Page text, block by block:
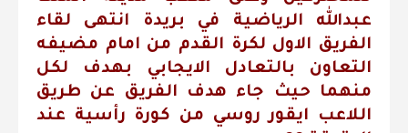
عبدالله الرياضية في بريدة انتهى لقاء
الفريق الاول لكرة القدم من امام مضيفه
التعاون بالتعادل الايجابي بهدف لكل
منهما حيث جاء هدف الفريق عن طريق
اللاعب ايقور روسي من كورة رأسية عند